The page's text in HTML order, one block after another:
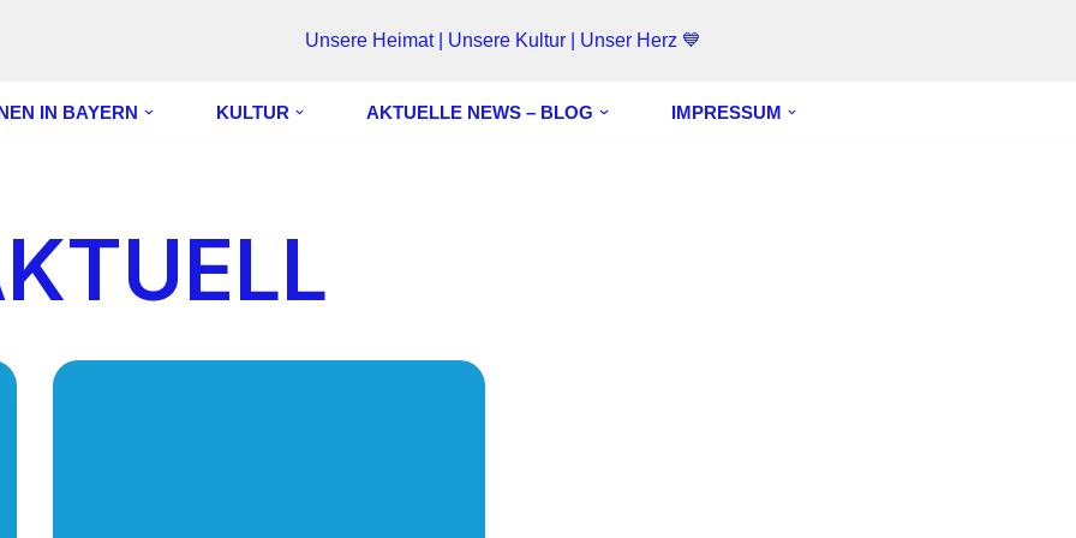
Unsere Heimat | Unsere Kultur | Unser Herz 💙
IN BAYERN KULTUR AKTUELLE NEWS – BLOG IMPRESSUM